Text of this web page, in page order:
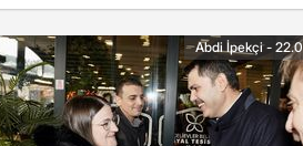
Abdi İpekçi -